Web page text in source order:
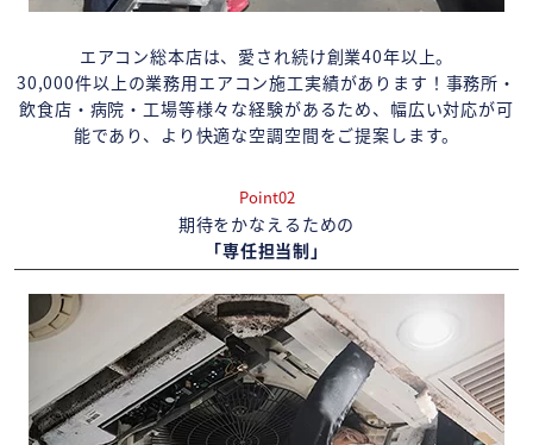
エアコン総本店は、愛され続け創業40年以上。
30,000件以上の業務用エアコン施工実績があります！事務所・
飲食店・病院・工場等様々な経験があるため、幅広い対応が可
能であり、より快適な空調空間をご提案します。
Point02
期待をかなえるための
「専任担当制」